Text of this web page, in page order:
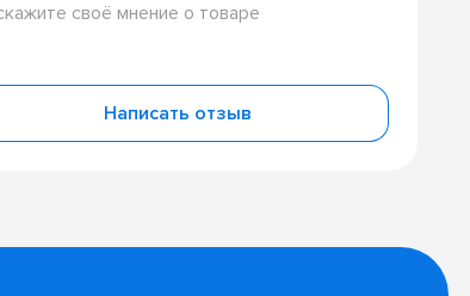
своё мнение о товаре
Написать отзыв